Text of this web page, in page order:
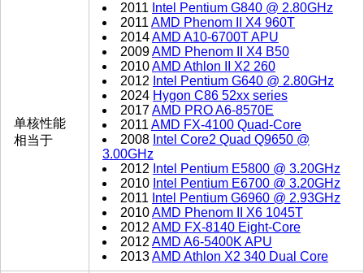
单核性能
相当于
2011 Intel Pentium G840 @ 2.80GHz
2011AMD Phenom II X4 960T
2014AMD A10-6700T APU
2009AMD Phenom II X4 B50
2010AMD Athlon II X2 260
2012 Intel Pentium G640 @ 2.80GHz
2024 Hygon C86 52xx series
2017AMD PRO A6-8570E
2011AMD FX-4100 Quad-Core
2008 Intel Core2 Quad Q9650 @
3.00GHz
2012 Intel Pentium E5800 @ 3.20GHz
2010 Intel Pentium E6700 @ 3.20GHz
2011 Intel Pentium G6960 @ 2.93GHz
2010AMD Phenom II X6 1045T
2012AMD FX-8140 Eight-Core
2012AMD A6-5400K APU
2013AMD Athlon X2 340 Dual Core